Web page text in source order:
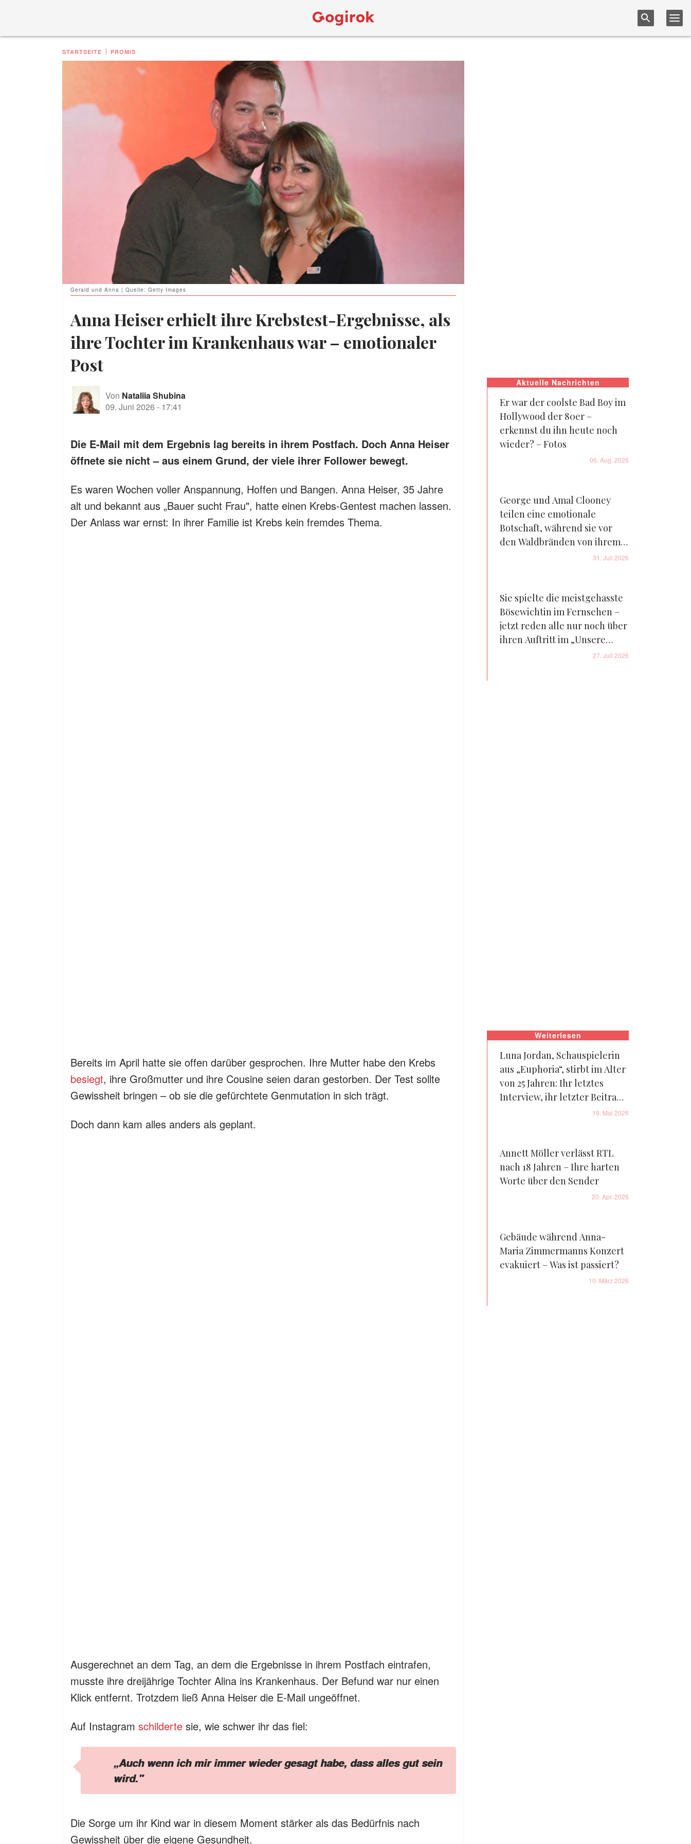
STARTSEITE PROMIS
Gerald und Anna | Quelle: Getty Images
Anna Heiser erhielt ihre Krebstest-Ergebnisse, als
ihre Tochter im Krankenhaus war – emotionaler
Post
Von Nataliia Shubina
09. Juni 2026 - 17:41
Die E-Mail mit dem Ergebnis lag bereits in ihrem Postfach. Doch Anna Heiser
öffnete sie nicht – aus einem Grund, der viele ihrer Follower bewegt.
Es waren Wochen voller Anspannung, Hoffen und Bangen. Anna Heiser, 35 Jahre
alt und bekannt aus „Bauer sucht Frau", hatte einen Krebs-Gentest machen lassen.
Der Anlass war ernst: In ihrer Familie ist Krebs kein fremdes Thema.
Bereits im April hatte sie offen darüber gesprochen. Ihre Mutter habe den Krebs
besiegt, ihre Großmutter und ihre Cousine seien daran gestorben. Der Test sollte
Gewissheit bringen – ob sie die gefürchtete Genmutation in sich trägt.
Doch dann kam alles anders als geplant.
Ausgerechnet an dem Tag, an dem die Ergebnisse in ihrem Postfach eintrafen,
musste ihre dreijährige Tochter Alina ins Krankenhaus. Der Befund war nur einen
Klick entfernt. Trotzdem ließ Anna Heiser die E-Mail ungeöffnet.
Auf Instagram schilderte sie, wie schwer ihr das fiel:
„Auch wenn ich mir immer wieder gesagt habe, dass alles gut sein
wird."
Die Sorge um ihr Kind war in diesem Moment stärker als das Bedürfnis nach
Gewissheit über die eigene Gesundheit.
Aktuelle Nachrichten
Er war der coolste Bad Boy im
Hollywood der 80er –
erkennst du ihn heute noch
wieder? – Fotos
06. Aug. 2026
George und Amal Clooney
teilen eine emotionale
Botschaft, während sie vor
den Waldbränden von ihrem
Bauernhof in Frankreich31. Juli 2026
Sie spielte die meistgehasste
Bösewichtin im Fernsehen –
jetzt reden alle nur noch über
ihren Auftritt im „Unsere
kleine Farm“-Reboot – Fotos
27. Juli 2026
Weiterlesen
Luna Jordan, Schauspielerin
aus „Euphoria“, stirbt im Alter
von 25 Jahren: Ihr letztes
Interview, ihr letzter Beitrag
und wie ihr Tod bekannt19. Mai 2026
Annett Möller verlässt RTL
nach 18 Jahren – Ihre harten
Worte über den Sender
20. Apr. 2026
Gebäude während Anna-
Maria Zimmermanns Konzert
evakuiert – Was ist passiert?
10. März 2026